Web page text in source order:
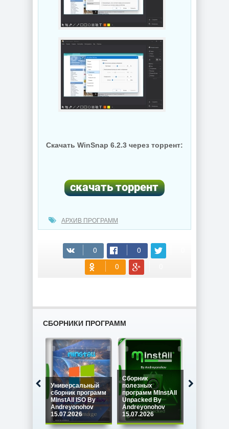
Скачать WinSnap 6.2.3 через торрент:
(cкачиваний: 37)
АРХИВ ПРОГРАММ
СБОРНИКИ ПРОГРАММ
Универсальный
сборник программ
MInstAll ISO By
Andreyonohov
15.07.2026
Сборник
полезных
программ MInstAll
Unpacked By
Andreyonohov
15.07.2026